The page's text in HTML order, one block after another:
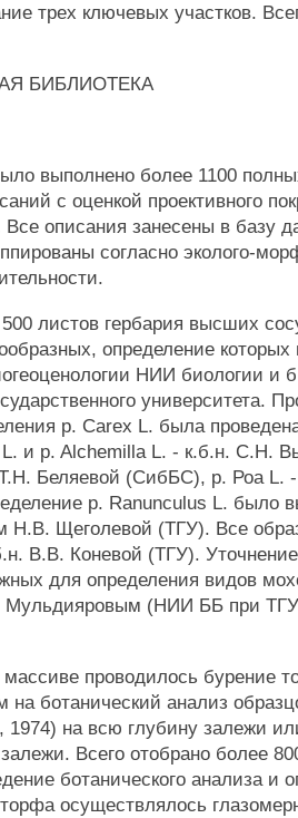
трех ключевых участков.
БИБЛИОТЕКА
выполнено более 1100
с оценкой проективного
описания занесены в базу
согласно эколого-
листов гербария высших
определение которых
НИИ биологии и
университета.
p. Carex L. была
и p. Alchemilla L. - к.б.н. С.Н.
Беляевой (СибБС), p. Роа L.
p. Ranunculus L. было
Н.В. Щеголевой (ТГУ). Все
В.В. Коневой (ТГУ).
для определения видов
Мульдияровым (НИИ ББ при
проводилось бурение
на ботанический анализ
на всю глубину залежи
Всего отобрано более
ботанического анализа и
осуществлялось